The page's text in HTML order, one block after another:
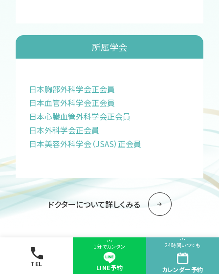
TEL
1分でカンタン
LINE予約
24時間いつでも
カレンダー予約
所属学会
日本胸部外科学会正会員
日本血管外科学会正会員
日本心臓血管外科学会正会員
日本外科学会正会員
日本美容外科学会（JSAS）正会員
ドクターについて詳しくみる